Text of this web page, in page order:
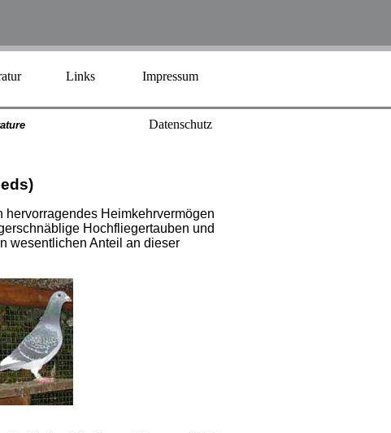
Links Impressum
e Datenschutz
)
Heimkehrvermögen
Hochfliegertauben und
wesentlichen Anteil an dieser